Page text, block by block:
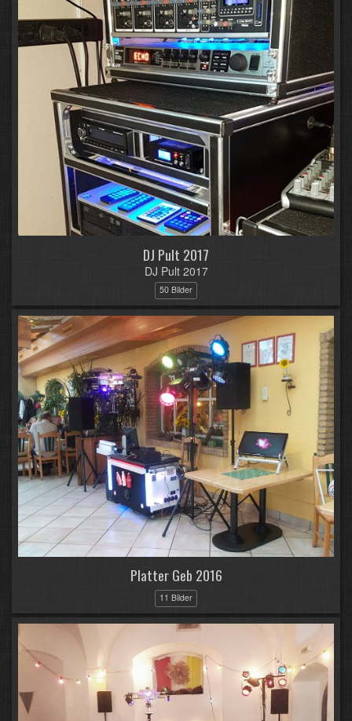
DJ Pult 2017
DJ Pult 2017
50 Bilder
Platter Geb 2016
11 Bilder